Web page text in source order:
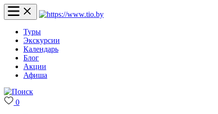
Туры
Экскурсии
Календарь
Блог
Акции
Афиша
0